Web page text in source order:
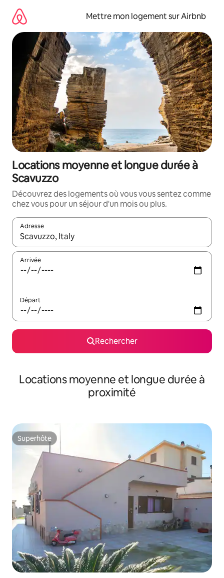
directement
contenu
Mettre mon logement sur Airbnb
Locations moyenne et longue durée à
Scavuzzo
Découvrez des logements où vous vous sentez comme
chez vous pour un séjour d'un mois ou plus.
Adresse
Lorsque les résultats s'affichent, utilisez les flèches vers le
Arrivée
Départ
Rechercher
Locations moyenne et longue durée à
proximité
Superhôte
Superhôte